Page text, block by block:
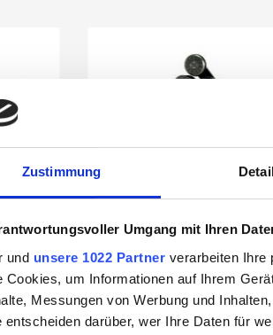
Zustimmung
Umgang mit Ihren
und unsere 1022 Partner verarbeiten Ihre
Cookies, um Informationen auf Ihrem
Messungen von Werbung und
entscheiden darüber, wer Ihre Daten für